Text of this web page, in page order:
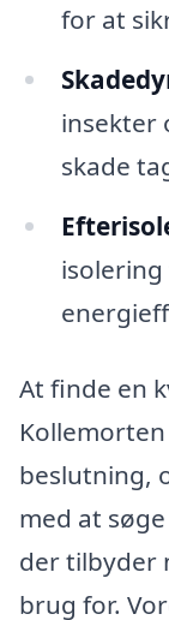
for at
insekter
skade
At finde en
beslutning,
med at
der tilbyder
brug for.